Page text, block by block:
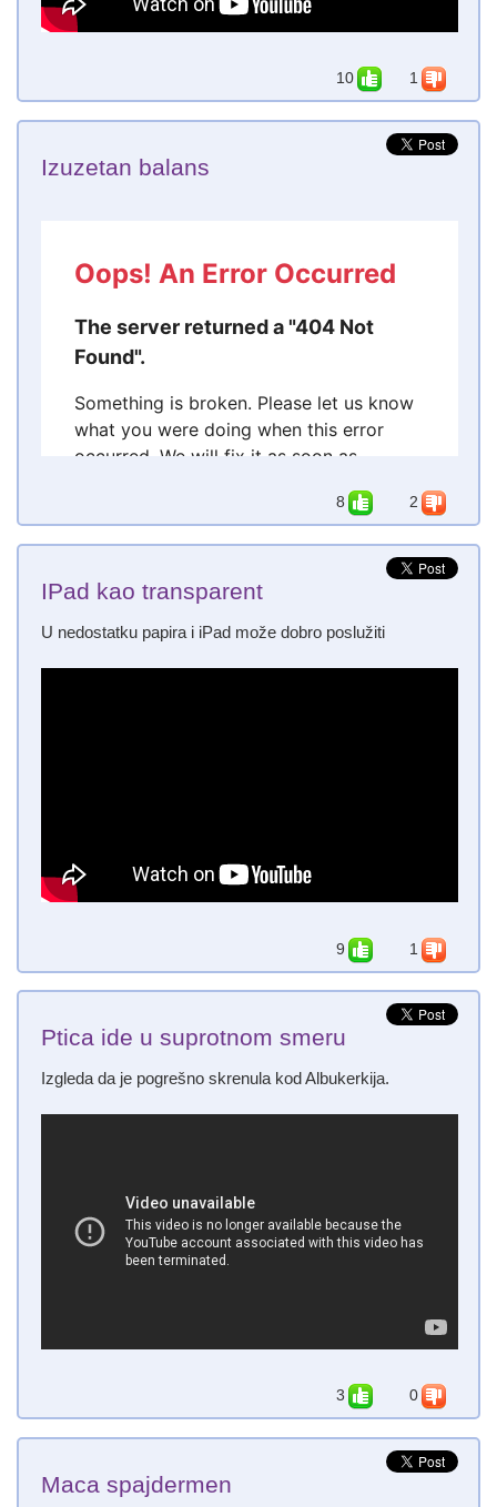
10 1
Izuzetan balans
8 2
IPad kao transparent
U nedostatku papira i iPad može dobro poslužiti
9 1
Ptica ide u suprotnom smeru
Izgleda da je pogrešno skrenula kod Albukerkija.
3 0
Maca spajdermen